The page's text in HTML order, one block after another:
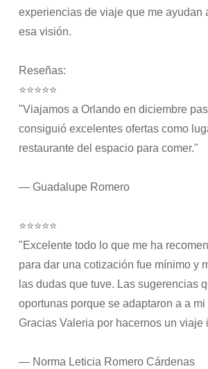
experiencias de viaje que me ayudan
esa visión.
Reseñas:
⭐⭐⭐⭐⭐
"Viajamos a Orlando en diciembre
consiguió excelentes ofertas como
restaurante del espacio para comer."
— Guadalupe Romero
⭐⭐⭐⭐⭐
"Excelente todo lo que me ha
para dar una cotización fue mínimo y
las dudas que tuve. Las sugerencias
oportunas porque se adaptaron a a
Gracias Valeria por hacernos un viaje
— Norma Leticia Romero Cárdenas